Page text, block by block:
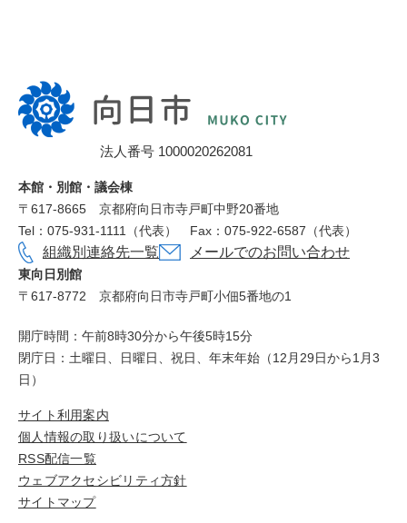
向
日
市
所
法人番号 1000020262081
本館・別館・議会棟
〒617‐8665
京都府向日市寺戸町中野20番地
Tel：075-931-1111（代表）
Fax：075-922-6587（代表）
東向日別館
〒617-8772
京都府向日市寺戸町小佃5番地の1
組織別連絡先一覧 メールでのお問い合わせ
開庁時間：午前8時30分から午後5時15分
閉庁日：土曜日、日曜日、祝日、年末年始（12月29日から1月3
日）
サイト利用案内
個人情報の取り扱いについて
RSS配信一覧
ウェブアクセシビリティ方針
サイトマップ